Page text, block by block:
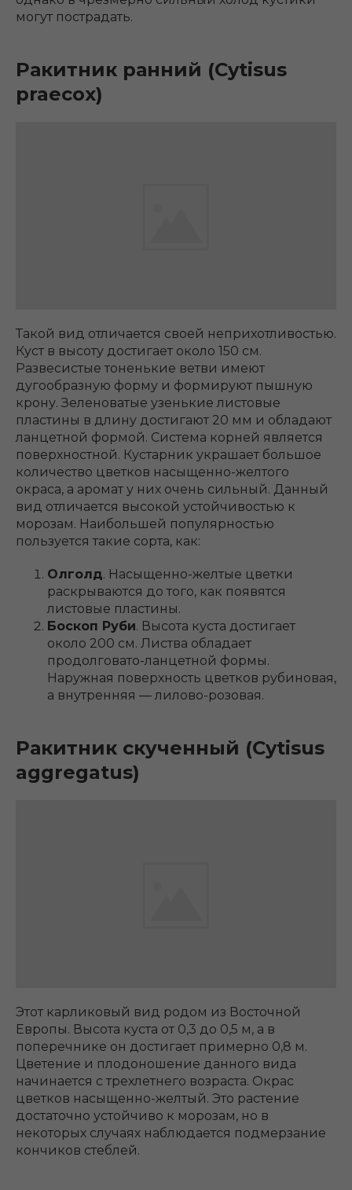
могут пострадать.
Ракитник ранний (Cytisus
praecox)
Такой вид отличается своей неприхотливостью.
Куст в высоту достигает около 150 см.
Развесистые тоненькие ветви имеют
дугообразную форму и формируют пышную
крону. Зеленоватые узенькие листовые
пластины в длину достигают 20 мм и обладают
ланцетной формой. Система корней является
поверхностной. Кустарник украшает большое
количество цветков насыщенно-желтого
окраса, а аромат у них очень сильный. Данный
вид отличается высокой устойчивостью к
морозам. Наибольшей популярностью
пользуется такие сорта, как:
Олголд. Насыщенно-желтые цветки
раскрываются до того, как появятся
листовые пластины.
Боскоп Руби. Высота куста достигает
около 200 см. Листва обладает
продолговато-ланцетной формы.
Наружная поверхность цветков рубиновая,
а внутренняя ― лилово-розовая.
Ракитник скученный (Cytisus
aggregatus)
Этот карликовый вид родом из Восточной
Европы. Высота куста от 0,3 до 0,5 м, а в
поперечнике он достигает примерно 0,8 м.
Цветение и плодоношение данного вида
начинается с трехлетнего возраста. Окрас
цветков насыщенно-желтый. Это растение
достаточно устойчиво к морозам, но в
некоторых случаях наблюдается подмерзание
кончиков стеблей.